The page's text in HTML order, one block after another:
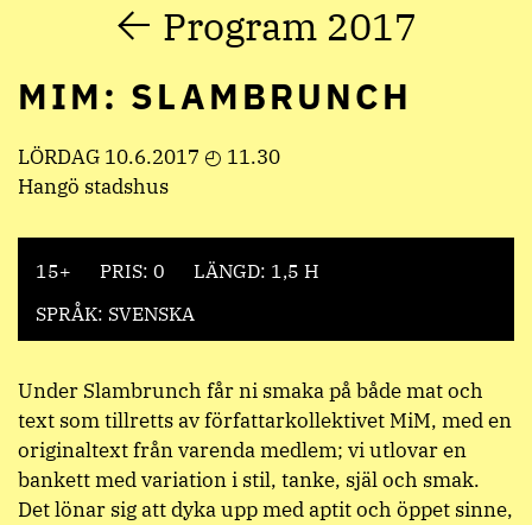
Program 2017
MIM: SLAMBRUNCH
LÖRDAG 10.6.2017 ◴ 11.30
Hangö stadshus
15+ PRIS: 0
LÄNGD: 1,5 H
SPRÅK: SVENSKA
Under Slambrunch får ni smaka på både mat och
text som tillretts av författarkollektivet MiM, med en
originaltext från varenda medlem; vi utlovar en
bankett med variation i stil, tanke, själ och smak.
Det lönar sig att dyka upp med aptit och öppet sinne,